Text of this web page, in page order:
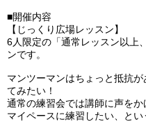
■開催内容
【じっくり広場レッスン】
6人限定の「通常レッスン以上
ンです。
マンツーマンはちょっと抵抗
てみたい！
通常の練習会では講師に声をか
マイペースに練習したい、とい